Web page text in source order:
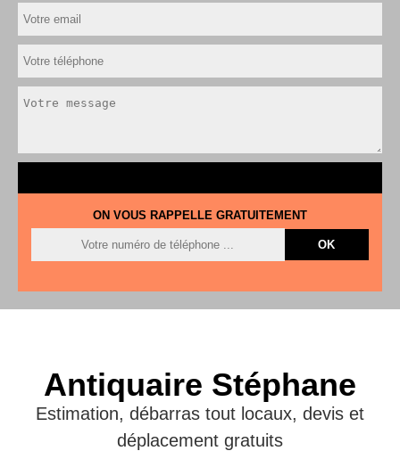
ON VOUS RAPPELLE GRATUITEMENT
Antiquaire Stéphane
Estimation, débarras tout locaux, devis et
déplacement gratuits